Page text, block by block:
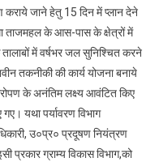
कराये जाने हेतु 15 दिन में प्लान देने
ताजमहल के आस-पास के क्षेत्रों में
में वर्षभर जल सुनिश्चित करने
तकनीकी की कार्य योजना बनाये
के अनंतिम लक्ष्य आवंटित किए
गए। यथा पर्यावरण विभाग
उ०प्र० प्रदूषण नियंत्रण
प्रकार ग्राम्य विकास विभाग,को